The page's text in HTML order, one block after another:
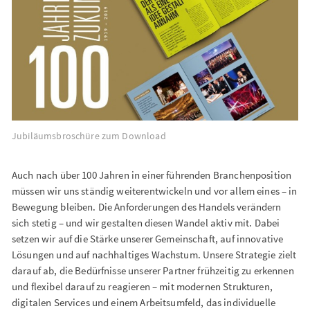
Jubiläumsbroschüre zum Download
Auch nach über 100 Jahren in einer führenden Branchenposition
müssen wir uns ständig weiterentwickeln und vor allem eines – in
Bewegung bleiben. Die Anforderungen des Handels verändern
sich stetig – und wir gestalten diesen Wandel aktiv mit. Dabei
setzen wir auf die Stärke unserer Gemeinschaft, auf innovative
Lösungen und auf nachhaltiges Wachstum. Unsere Strategie zielt
darauf ab, die Bedürfnisse unserer Partner frühzeitig zu erkennen
und flexibel darauf zu reagieren – mit modernen Strukturen,
digitalen Services und einem Arbeitsumfeld, das individuelle